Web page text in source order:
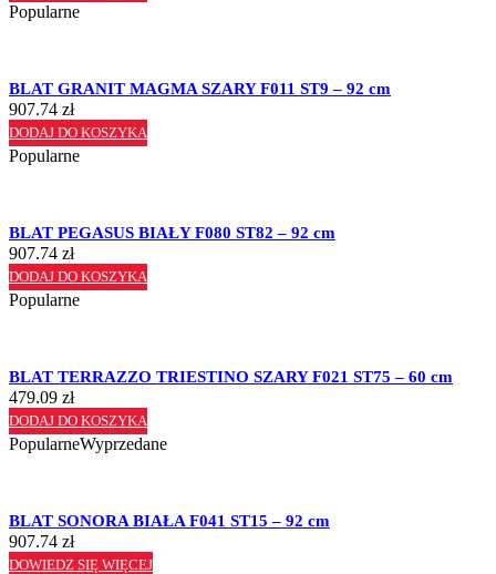
Popularne
BLAT GRANIT MAGMA SZARY F011 ST9 – 92 cm
907.74 zł
DODAJ DO KOSZYKA
Popularne
BLAT PEGASUS BIAŁY F080 ST82 – 92 cm
907.74 zł
DODAJ DO KOSZYKA
Popularne
BLAT TERRAZZO TRIESTINO SZARY F021 ST75 – 60 cm
479.09 zł
DODAJ DO KOSZYKA
PopularneWyprzedane
BLAT SONORA BIAŁA F041 ST15 – 92 cm
907.74 zł
DOWIEDZ SIĘ WIĘCEJ